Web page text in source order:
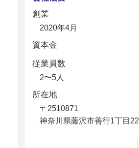
創業
2020年4月
資本金
従業員数
2〜5人
所在地
〒2510871
神奈川県藤沢市善行1丁目22